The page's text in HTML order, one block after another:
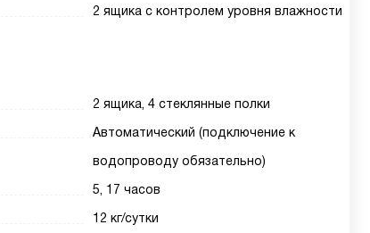
2 ящика с контролем уровня влажности
2 ящика, 4 стеклянные полки
Автоматический (подключение к
водопроводу обязательно)
5, 17 часов
12 кг/сутки